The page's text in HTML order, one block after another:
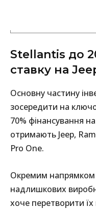
Stellantis до
ставку на
Основну частину
зосередити на
70% фінансування
отримають Jeep,
Pro One.
Окремим напрямком
надлишкових
хоче перетворити їх